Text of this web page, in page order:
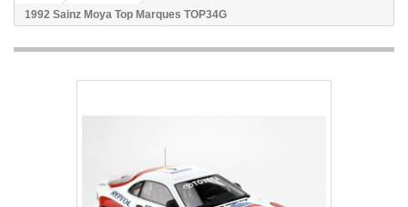
1992 Sainz Moya Top Marques TOP34G